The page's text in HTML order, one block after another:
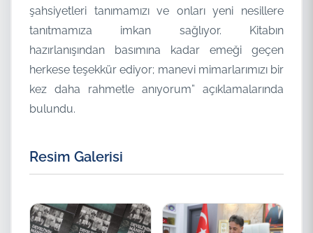
şahsiyetleri tanımamızı ve onları yeni nesillere
tanıtmamıza imkan sağlıyor. Kitabın
hazırlanışından basımına kadar emeği geçen
herkese teşekkür ediyor; manevi mimarlarımızı bir
kez daha rahmetle anıyorum” açıklamalarında
bulundu.
Resim Galerisi